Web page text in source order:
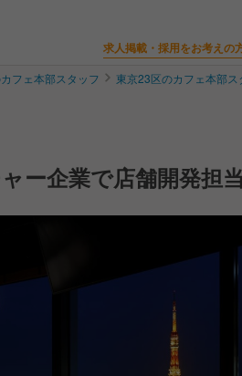
求人掲載・採用をお考えの
フェ本部スタッフ 東京23区のカフェ本部ス
ー企業で店舗開発担